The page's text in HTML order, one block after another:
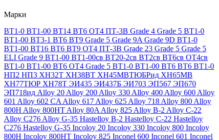
Марки
ВТ1-0 ВТ1-00 ВТ14 ВТ6 ОТ4 ПТ-3В Grade 4 Grade 5 ВТ1-0
ВТ1-00 ВТ3-1 ВТ6 ВТ9 Grade 5 Grade 9A Grade 9D ВТ1-0
ВТ1-00 ВТ16 ВТ6 ВТ9 ОТ4 ПТ-3В Grade 23 Grade 5 Grade 5
ELI Grade 9 ВТ1-00 ВТ1-00св ВТ20-2св ВТ2св ВТ6св ОТ4св
ВТ1-0 ВТ1-00 ВТ6 ОТ4 Grade 5 ВТ1-0 ВТ1-00 ВТ6 ВТ6 ВТ1-0
НП2 НП3 ХН32Т ХН38ВТ ХН45МВТЮБРид ХН65МВ
ХН77ТЮР ХН78Т ЭИ435 ЭИ437Б ЭИ703 ЭП567 ЭП670
ЭП718ид Alloy 20 Alloy 200 Alloy 330 Alloy 400 Alloy 600 Alloy
601 Alloy 602 CA Alloy 617 Alloy 625 Alloy 718 Alloy 800 Alloy
800H Alloy 800HT Alloy 80A Alloy 825 Alloy B-2 Alloy C-22
Alloy C276 Alloy G-35 Hastelloy B-2 Hastelloy C-22 Hastelloy
C276 Hastelloy G-35 Incoloy 20 Incoloy 330 Incoloy 800 Incoloy
800H Incoloy 800HT Incoloy 825 Inconel 600 Inconel 601 Inconel